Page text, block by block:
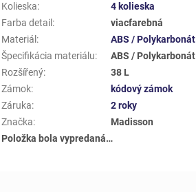
Kolieska:
4 kolieska
Farba detail :
viacfarebná
Materiál :
ABS / Polykarbonát
Špecifikácia materiálu:
ABS / Polykarbonát
Rozšířený:
38 L
Zámok:
kódový zámok
Záruka:
2 roky
Značka:
Madisson
Položka bola vypredaná…